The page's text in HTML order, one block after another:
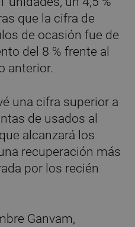
que la cifra de
de ocasión fue de
del 8 % frente al
anterior.
una cifra superior a
de usados al
alcanzará los
recuperación más
por los recién
Ganvam,